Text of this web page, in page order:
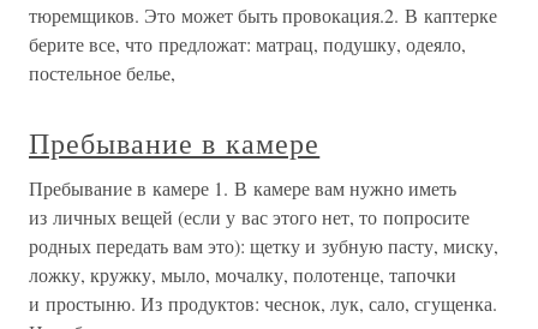
тюремщиков. Это может быть провокация.2. В каптерке
берите все, что предложат: матрац, подушку, одеяло,
постельное белье,
Пребывание в камере
Пребывание в камере 1. В камере вам нужно иметь
из личных вещей (если у вас этого нет, то попросите
родных передать вам это): щетку и зубную пасту, миску,
ложку, кружку, мыло, мочалку, полотенце, тапочки
и простыню. Из продуктов: чеснок, лук, сало, сгущенка.